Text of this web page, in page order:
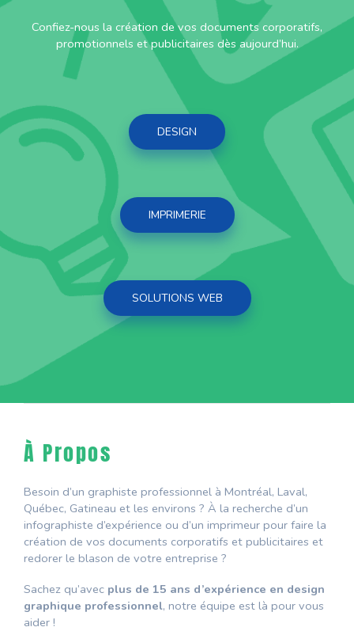
Confiez-nous la création de vos documents corporatifs,
promotionnels et publicitaires dès aujourd’hui.
DESIGN
IMPRIMERIE
SOLUTIONS WEB
À Propos
Besoin d’un graphiste professionnel à Montréal, Laval,
Québec, Gatineau et les environs ? À la recherche d’un
infographiste d’expérience ou d’un imprimeur pour faire la
création de vos documents corporatifs et publicitaires et
redorer le blason de votre entreprise ?
Sachez qu’avec plus de 15 ans d’expérience en design
graphique professionnel, notre équipe est là pour vous
aider !